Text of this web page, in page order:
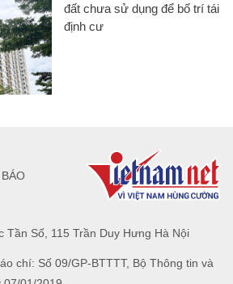
đất chưa sử dụng để bố trí tái
định cư
Tần Số, 115 Trần Duy Hưng Hà Nội
chí: Số 09/GP-BTTTT, Bộ Thông tin và